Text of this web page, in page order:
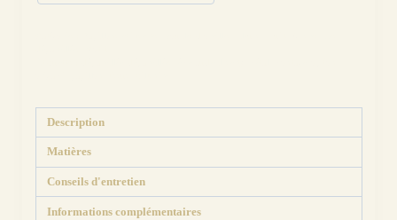
wish
Description
Matières
Conseils d'entretien
Informations complémentaires